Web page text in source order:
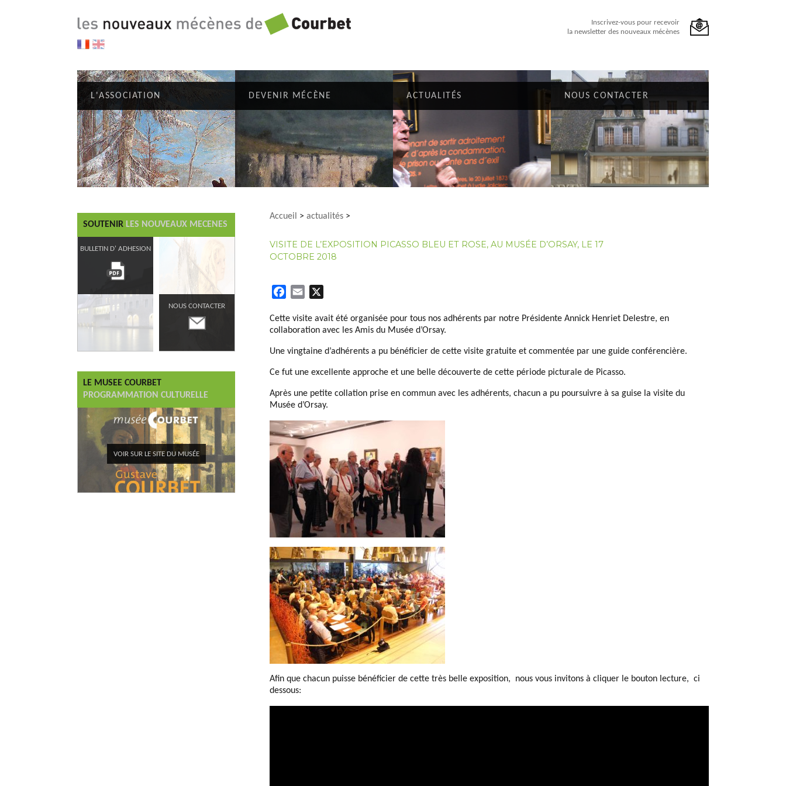
Inscrivez-vous pour recevoir
la newsletter des nouveaux mécènes
L'ASSOCIATION DEVENIR MÉCÈNE ACTUALITÉS NOUS CONTACTER
Accueil >actualités >
VISITE DE L’EXPOSITION PICASSO BLEU ET ROSE, AU MUSÉE D’ORSAY, LE 17
OCTOBRE 2018
c
e
b
o
k
a
i
l
Cette visite avait été organisée pour tous nos adhérents par notre Présidente Annick Henriet Delestre, en
collaboration avec les Amis du Musée d’Orsay.
Une vingtaine d’adhérents a pu bénéficier de cette visite gratuite et commentée par une guide conférencière.
Ce fut une excellente approche et une belle découverte de cette période picturale de Picasso.
Après une petite collation prise en commun avec les adhérents, chacun a pu poursuivre à sa guise la visite du
Musée d’Orsay.
Afin que chacun puisse bénéficier de cette très belle exposition, nous vous invitons à cliquer le bouton lecture, ci
dessous:
SOUTENIR LES NOUVEAUX MECENES
BULLETIN D' ADHESION
NOUS CONTACTER
LE MUSEE COURBET
PROGRAMMATION CULTURELLE
VOIR SUR LE SITE DU MUSÉE